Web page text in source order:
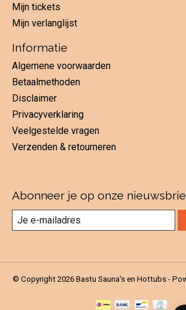
Mijn tickets
Mijn verlanglijst
Informatie
Algemene voorwaarden
Betaalmethoden
Disclaimer
Privacyverklaring
Veelgestelde vragen
Verzenden & retourneren
Abonneer je op onze
© Copyright 2026 Bastu Sauna's en Hottubs -